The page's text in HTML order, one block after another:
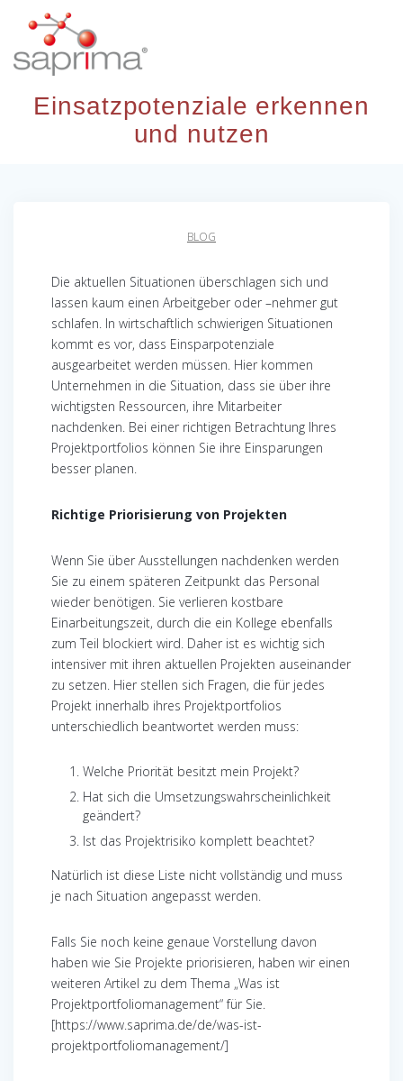
Einsatzpotenziale erkennen
und nutzen
BLOG
Die aktuellen Situationen überschlagen sich und
lassen kaum einen Arbeitgeber oder –nehmer gut
schlafen. In wirtschaftlich schwierigen Situationen
kommt es vor, dass Einsparpotenziale
ausgearbeitet werden müssen. Hier kommen
Unternehmen in die Situation, dass sie über ihre
wichtigsten Ressourcen, ihre Mitarbeiter
nachdenken. Bei einer richtigen Betrachtung Ihres
Projektportfolios können Sie ihre Einsparungen
besser planen.
Richtige Priorisierung von Projekten
Wenn Sie über Ausstellungen nachdenken werden
Sie zu einem späteren Zeitpunkt das Personal
wieder benötigen. Sie verlieren kostbare
Einarbeitungszeit, durch die ein Kollege ebenfalls
zum Teil blockiert wird. Daher ist es wichtig sich
intensiver mit ihren aktuellen Projekten auseinander
zu setzen. Hier stellen sich Fragen, die für jedes
Projekt innerhalb ihres Projektportfolios
unterschiedlich beantwortet werden muss:
Welche Priorität besitzt mein Projekt?
Hat sich die Umsetzungswahrscheinlichkeit
geändert?
Ist das Projektrisiko komplett beachtet?
Natürlich ist diese Liste nicht vollständig und muss
je nach Situation angepasst werden.
Falls Sie noch keine genaue Vorstellung davon
haben wie Sie Projekte priorisieren, haben wir einen
weiteren Artikel zu dem Thema „Was ist
Projektportfoliomanagement“ für Sie.
[https://www.saprima.de/de/was-ist-
projektportfoliomanagement/]